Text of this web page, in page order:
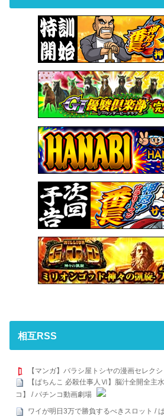
相互RSS
【マンガ】バラシ屋トシヤの漫画セレク
【ぱちんこ 必殺仕事人Ⅵ】脳汁全開全主
コ】 / パチンコ動画劇場
ワイが明日3万で勝負するべきスロット /